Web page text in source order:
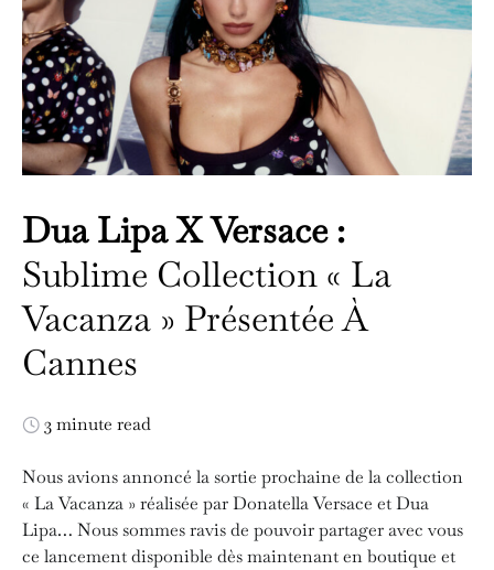
Dua Lipa X Versace :
Sublime Collection « La
Vacanza » Présentée À
Cannes
3 minute read
Nous avions annoncé la sortie prochaine de la collection
« La Vacanza » réalisée par Donatella Versace et Dua
Lipa… Nous sommes ravis de pouvoir partager avec vous
ce lancement disponible dès maintenant en boutique et